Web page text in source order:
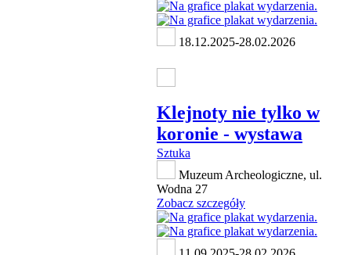
18.12.2025-28.02.2026
Klejnoty nie tylko w
koronie - wystawa
Sztuka
Muzeum Archeologiczne, ul.
Wodna 27
Zobacz szczegóły